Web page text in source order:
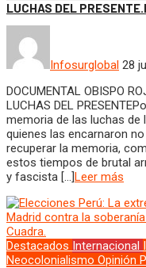
LUCHAS DEL
Infosurglobal 28
DOCUMENTAL OBISPO
LUCHAS DEL
memoria de las luchas de
quienes las encarnaron
recuperar la memoria,
estos tiempos de brutal
y fascista […]Leer más
Destacados Internacional
Neocolonialismo Opinión